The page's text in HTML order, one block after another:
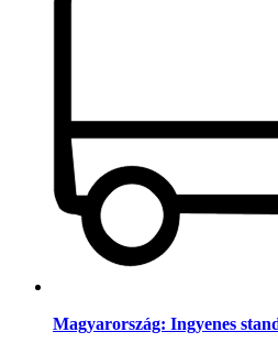
Magyarország: Ingyenes